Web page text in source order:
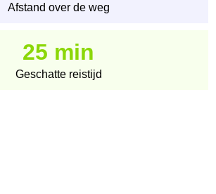
Afstand over de weg
25 min
Geschatte reistijd